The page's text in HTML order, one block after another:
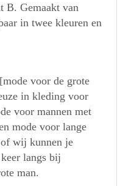
B. Gemaakt van
in twee kleuren en
voor de grote
in kleding voor
voor mannen met
mode voor lange
wij kunnen je
langs bij
man.